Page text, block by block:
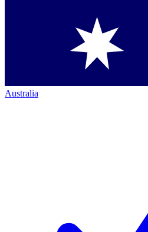
Australia